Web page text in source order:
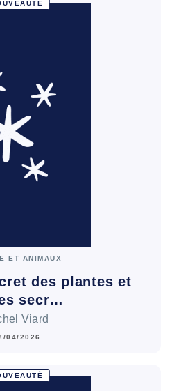
ET ANIMAUX
des plantes et
secr…
Viard
04/2026